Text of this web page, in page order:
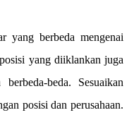
yang berbeda mengenai
yang diiklankan juga
beda. Sesuaikan
posisi dan perusahaan.